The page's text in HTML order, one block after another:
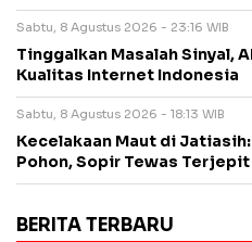
Sabtu, 8 Agustus 2026 - 23:16 WIB
Tinggalkan Masalah Sinyal,
Kualitas Internet Indonesia
Sabtu, 8 Agustus 2026 - 18:13 WIB
Kecelakaan Maut di
Pohon, Sopir Tewas Terjepit
BERITA TERBARU